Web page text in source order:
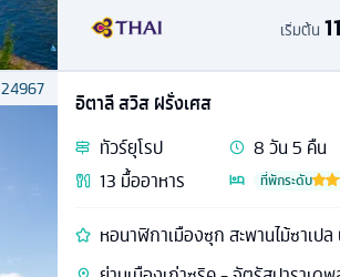
เริ่มต้น
24967
อิตาลี สวิส ฝรั่งเศส
ทัวร์ยุโรป 8วัน5 คืน
13 มื้ออาหาร ที่พักระดับ
หอนาฬิกาเมืองซุก สะพานไม้ซาเปล